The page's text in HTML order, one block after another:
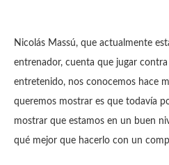
Nicolás Massú, que actualmente
entrenador, cuenta que jugar
entretenido, nos conocemos hace
queremos mostrar es que todavía
mostrar que estamos en un buen
qué mejor que hacerlo con un